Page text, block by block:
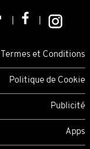
Termes et Conditions
Politique de Cookie
Publicité
Apps